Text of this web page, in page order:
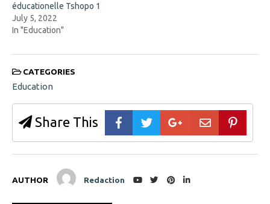
éducationelle Tshopo 1
July 5, 2022
In "Education"
CATEGORIES
Education
Share This
AUTHOR Redaction